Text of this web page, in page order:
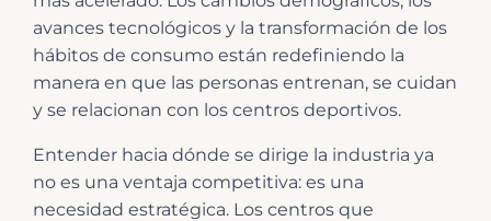
avances tecnológicos y la transformación de los
hábitos de consumo están redefiniendo la
manera en que las personas entrenan, se cuidan
y se relacionan con los centros deportivos.
Entender hacia dónde se dirige la industria ya
no es una ventaja competitiva: es una
necesidad estratégica. Los centros que